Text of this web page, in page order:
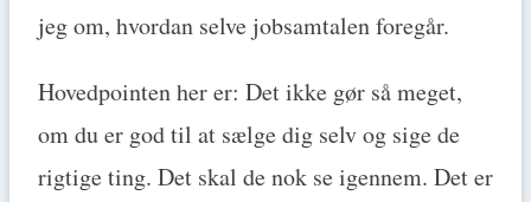
jeg om, hvordan selve jobsamtalen foregår.
Hovedpointen her er: Det ikke gør så meget,
om du er god til at sælge dig selv og sige de
rigtige ting. Det skal de nok se igennem. Det er